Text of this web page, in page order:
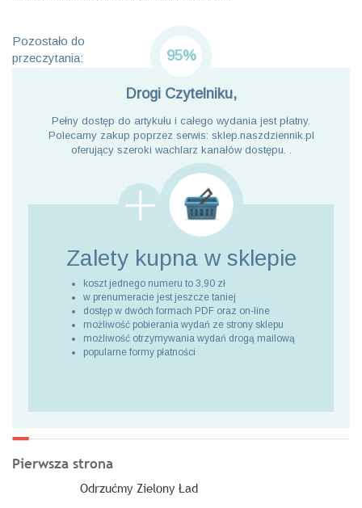
Pozostało do
przeczytania:
95%
Drogi Czytelniku,
Pełny dostęp do artykułu i całego wydania jest płatny.
Polecamy zakup poprzez serwis: sklep.naszdziennik.pl
oferujący szeroki wachlarz kanałów dostępu. .
Zalety kupna w sklepie
koszt jednego numeru to 3,90 zł
w prenumeracie jest jeszcze taniej
dostęp w dwóch formach PDF oraz on-line
możliwość pobierania wydań ze strony sklepu
możliwość otrzymywania wydań drogą mailową
popularne formy płatności
Pierwsza strona
Odrzućmy Zielony Ład